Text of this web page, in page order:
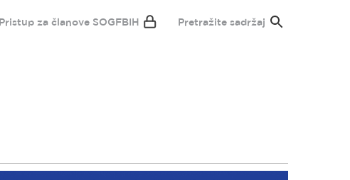
Pristup za članove SOGFBIH Pretražite sadržaj